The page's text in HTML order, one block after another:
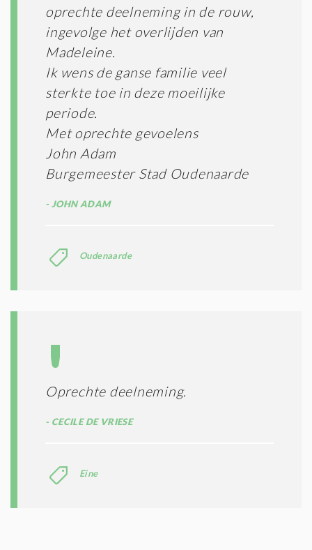
oprechte deelneming in de rouw,
ingevolge het overlijden van
Madeleine.
Ik wens de ganse familie veel
sterkte toe in deze moeilijke
periode.
Met oprechte gevoelens
John Adam
Burgemeester Stad Oudenaarde
JOHN ADAM
Oudenaarde
Oprechte deelneming.
CECILE DE VRIESE
Eine